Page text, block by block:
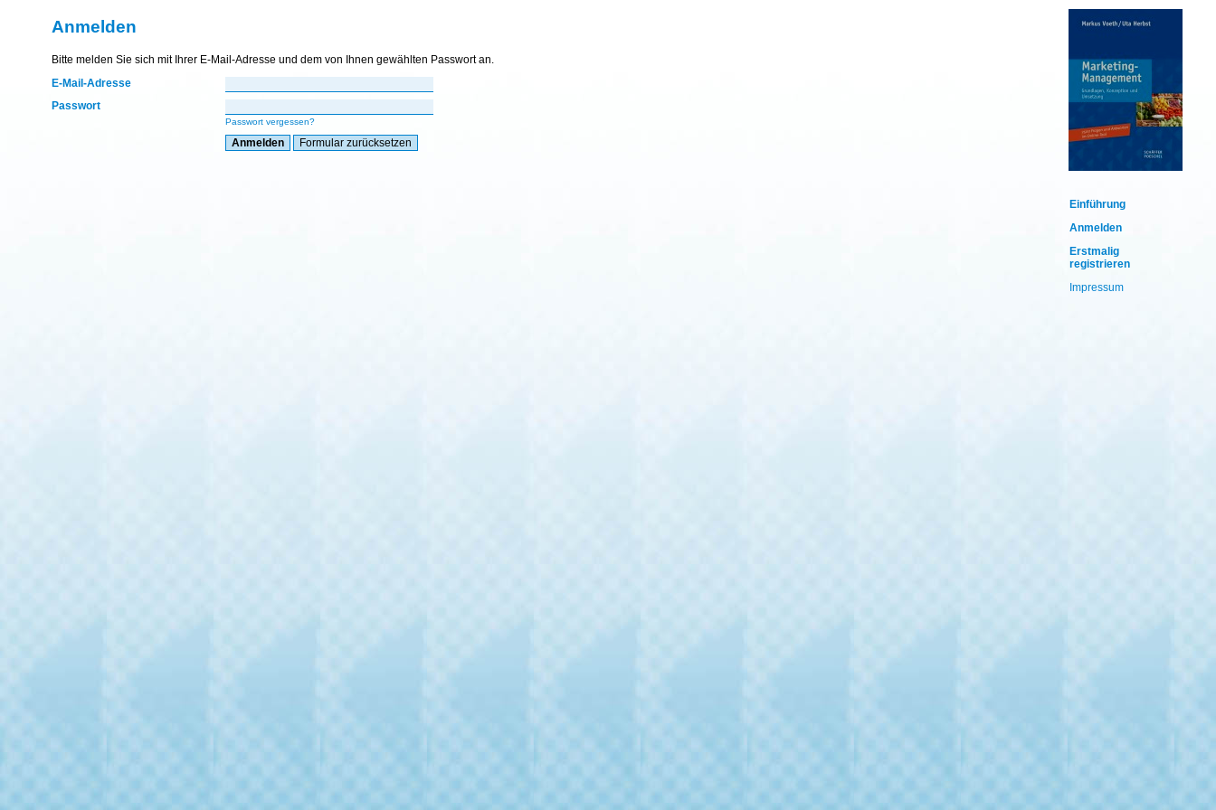
Einführung
Anmelden
Erstmalig
registrieren
Impressum
Anmelden
Bitte melden Sie sich mit Ihrer E-Mail-Adresse und dem von Ihnen gewählten Passwort an.
E-Mail-Adresse
Passwort
Passwort vergessen?